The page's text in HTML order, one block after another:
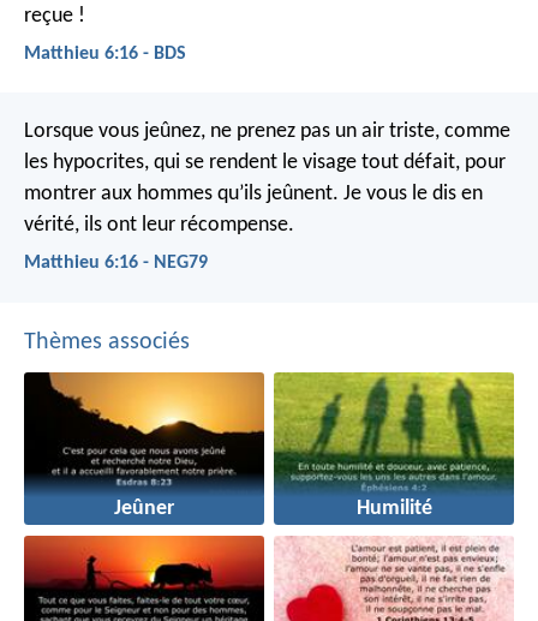
reçue !
Matthieu 6:16 - BDS
Lorsque vous jeûnez, ne prenez pas un air triste, comme
les hypocrites, qui se rendent le visage tout défait, pour
montrer aux hommes qu’ils jeûnent. Je vous le dis en
vérité, ils ont leur récompense.
Matthieu 6:16 - NEG79
Thèmes associés
Jeûner Humilité